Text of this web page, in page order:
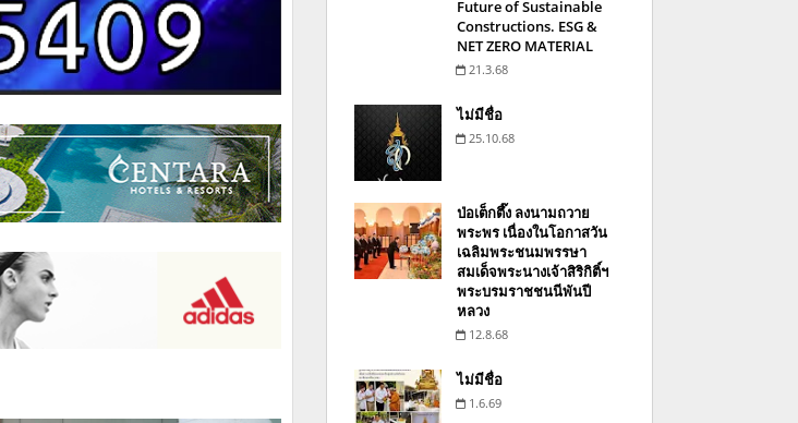
Future of Sustainable
Constructions. ESG &
NET ZERO MATERIAL
21.3.68
ไม่มีชื่อ
25.10.68
ป่อเต็กตึ๊ง ลงนามถวาย
พระพร เนื่องในโอกาสวัน
เฉลิมพระชนมพรรษา
สมเด็จพระนางเจ้าสิริกิติ์ฯ
พระบรมราชชนนีพันปี
หลวง
12.8.68
ไม่มีชื่อ
1.6.69